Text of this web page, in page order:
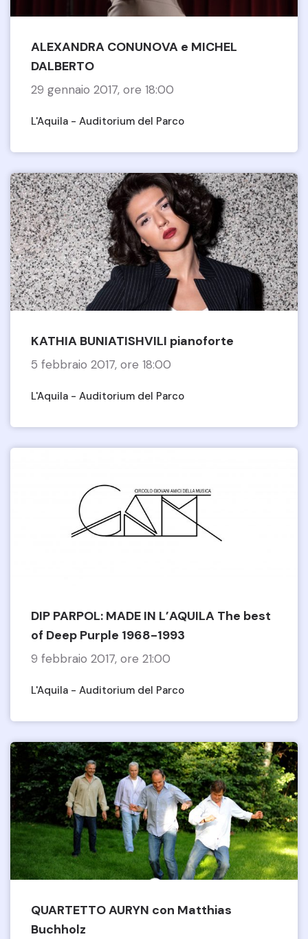
ALEXANDRA CONUNOVA e MICHEL
DALBERTO
29 gennaio 2017, ore 18:00
L'Aquila - Auditorium del Parco
KATHIA BUNIATISHVILI pianoforte
5 febbraio 2017, ore 18:00
L'Aquila - Auditorium del Parco
DIP PARPOL: MADE IN L’AQUILA The best
of Deep Purple 1968-1993
9 febbraio 2017, ore 21:00
L'Aquila - Auditorium del Parco
QUARTETTO AURYN con Matthias
Buchholz